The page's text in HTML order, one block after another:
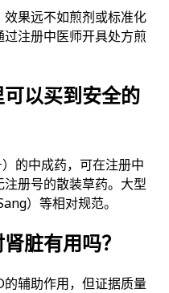
果远不如煎剂或标准化
注册中医师开具处方煎
以买到安全的
的中成药，可在注册中
册号的散装草药。大型
）等相对规范。
脏有用吗？
辅助作用，但证据质量